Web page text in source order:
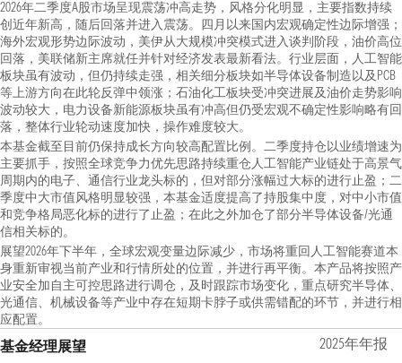
2026年二季度A股市场呈现震荡冲高走势，风格分化明显，主要指数持续
创近年新高，随后回落并进入震荡。四月以来国内宏观确定性边际增强；
海外宏观形势边际波动，美伊从大规模冲突模式进入谈判阶段，油价高位
回落，美联储新主席就任并针对经济发表最新看法。行业层面，人工智能
板块虽有波动，但仍持续走强，相关细分板块如半导体设备制造以及PCB
等上游方向在此轮反弹中领涨；石油化工板块受冲突进展及油价走势影响
波动较大，电力设备新能源板块虽有冲高但仍受宏观不确定性影响略有回
落，整体行业轮动速度加快，操作难度较大。
本基金截至目前仍保持成长方向较高配置比例。二季度持仓以业绩增速为
主要抓手，按照全球竞争力优先思路持续重仓人工智能产业链处于高景气
周期内的电子、通信行业龙头标的，但对部分涨幅过大标的进行止盈；二
季度中大市值风格明显较强，本基金适度提高了持股集中度，对中小市值
和竞争格局恶化标的进行了止盈；在此之外加仓了部分半导体设备/光通
信相关标的。
展望2026年下半年，全球宏观变量边际减少，市场将重回人工智能赛道本
身重新审视当前产业和行情所处的位置，并进行再平衡。本产品将按照产
业安全加自主可控思路进行调仓，及时跟踪市场变化，重点研究半导体、
光通信、机械设备等产业中存在短期卡脖子或供需错配的环节，并进行相
应配置。
基金经理展望 2025年年报